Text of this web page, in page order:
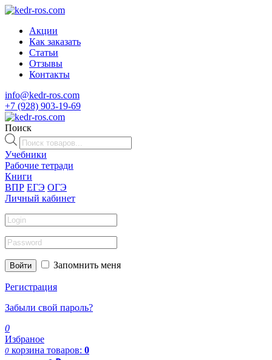
Акции
Как заказать
Статьи
Отзывы
Контакты
info@kedr-ros.com
+7 (928) 903-19-69
Поиск
Поиск
товаров
Учебники
Рабочие тетради
Книги
ВПР ЕГЭ ОГЭ
Личный кабинет
Войти Запомнить меня
Регистрация
Забыли свой пароль?
0
Избраное
0 корзина товаров: 0